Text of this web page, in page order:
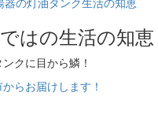
はの生活の知恵
クに目から鱗！
らお届けします！